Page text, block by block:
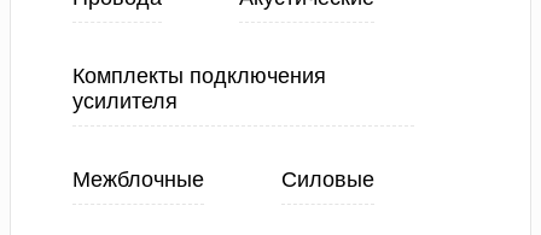
Комплекты подключения
усилителя
Межблочные Силовые